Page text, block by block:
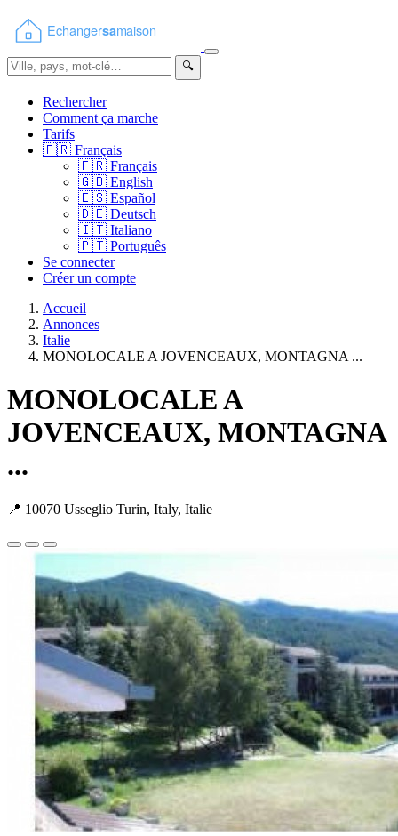
🔍
Rechercher
Comment ça marche
Tarifs
🇫🇷 Français
🇫🇷 Français
🇬🇧 English
🇪🇸 Español
🇩🇪 Deutsch
🇮🇹 Italiano
🇵🇹 Português
Se connecter
Créer un compte
Accueil
Annonces
Italie
MONOLOCALE A JOVENCEAUX, MONTAGNA ...
MONOLOCALE A
JOVENCEAUX, MONTAGNA
...
📍 10070 Usseglio Turin, Italy, Italie